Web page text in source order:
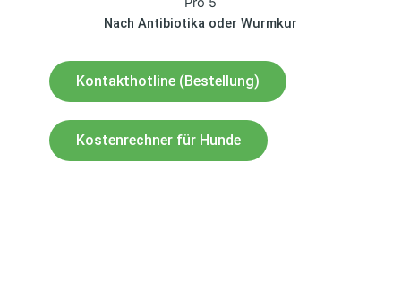
Nach Antibiotika oder Wurmkur
Kontakthotline (Bestellung)
Kostenrechner für Hunde